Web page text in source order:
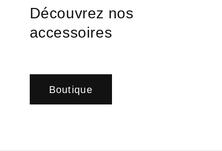
Découvrez nos
accessoires
Boutique